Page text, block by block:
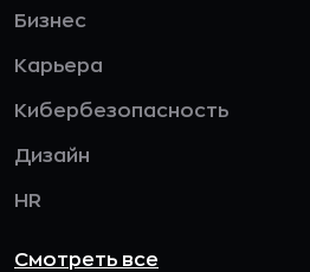
Бизнес
Карьера
Кибербезопасность
Дизайн
HR
Смотреть все